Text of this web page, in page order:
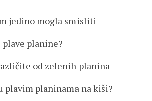
jedino mogla smisliti
plave planine?
od zelenih planina
plavim planinama na kiši?